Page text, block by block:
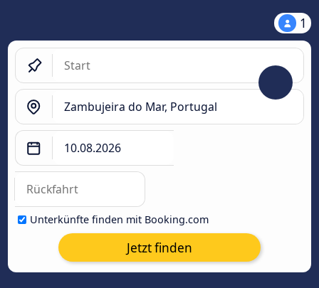
1
Unterkünfte finden mit Booking.com
Jetzt finden